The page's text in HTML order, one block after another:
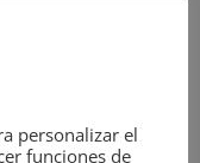
personalizar el
funciones de